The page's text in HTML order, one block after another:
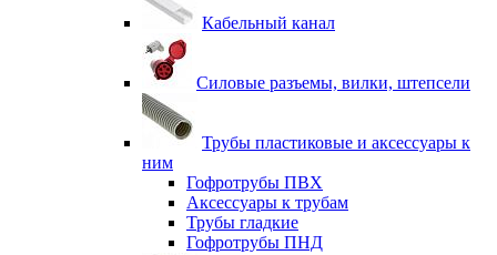
Кабельный канал
Силовые разъемы, вилки, штепсели
Трубы пластиковые и аксессуары к
ним
Гофротрубы ПВХ
Аксессуары к трубам
Трубы гладкие
Гофротрубы ПНД